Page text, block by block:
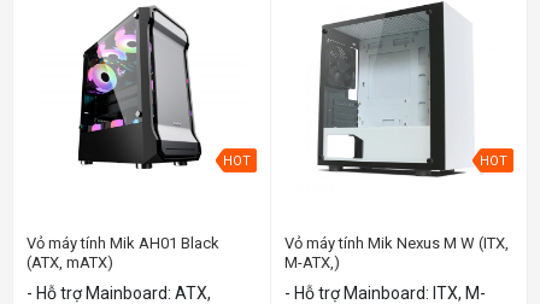
HOT
Vỏ máy tính Mik AH01 Black
(ATX, mATX)
- Hỗ trợ Mainboard: ATX,
HOT
Vỏ máy tính Mik Nexus M W (ITX,
M-ATX,)
- Hỗ trợ Mainboard: ITX, M-